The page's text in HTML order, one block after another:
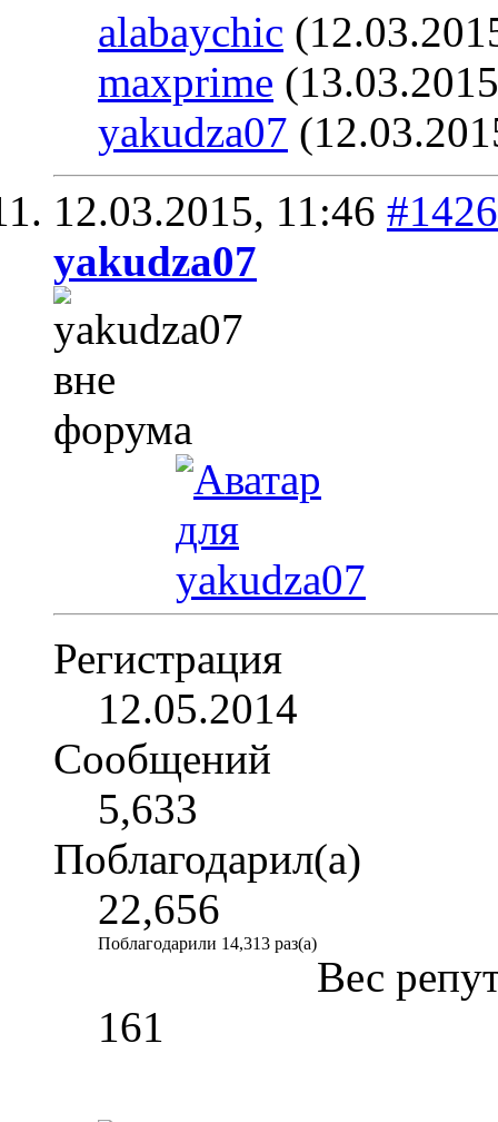
alabaychic
maxprime
yakudza07
12.03.2015, 11:46 #1426
yakudza07
Регистрация
12.05.2014
Сообщений
5,633
Поблагодарил(а)
22,656
Поблагодарили 14,313 раз(а)
Вес
161